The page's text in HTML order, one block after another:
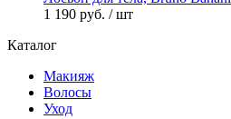
1 190 руб. / шт
Каталог
Макияж
Волосы
Уход